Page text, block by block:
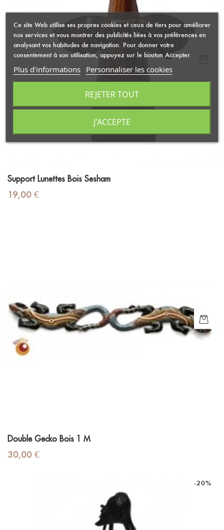
Support Lunettes Bois Sesham
Prix
19,00 €
Double Gecko Bois 1 M
Prix
30,00 €
-20%
Ce site Web utilise ses propres cookies et ceux de tiers pour améliorer
nos services et vous montrer des publicités liées à vos préférences en
analysant vos habitudes de navigation. Pour donner votre
consentement à son utilisation, appuyez sur le bouton Accepter.
Plus d'informations Personnaliser les cookies
REJETER TOUT
J'ACCEPTE